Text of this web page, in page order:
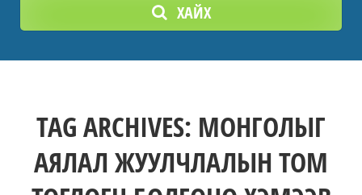
ХАЙХ
TAG ARCHIVES: МОНГОЛЫГ
АЯЛАЛ ЖУУЛЧЛАЛЫН ТОМ